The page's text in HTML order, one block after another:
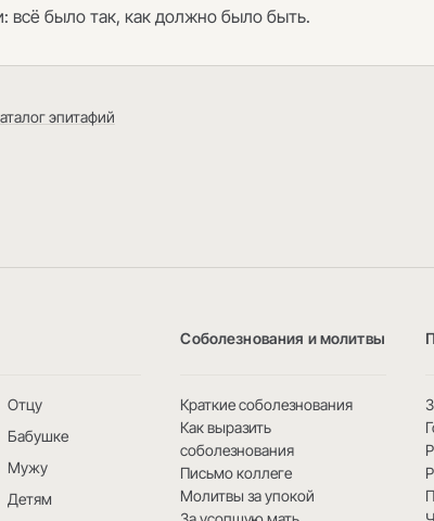
всё было так, как должно было быть.
эпитафий
Отцу
Бабушке
Мужу
Детям
Соболезнования и молитвы
Краткие соболезнования
Как выразить
соболезнования
Письмо коллеге
Молитвы за упокой